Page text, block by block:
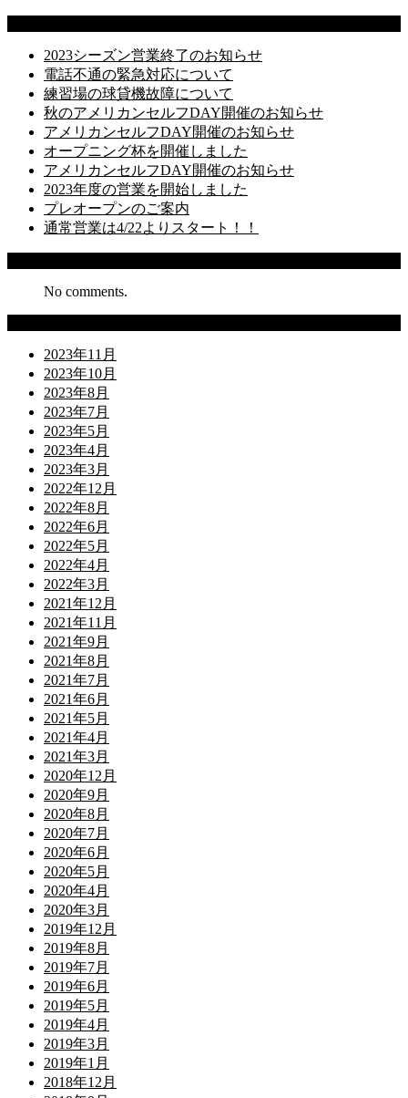
2023シーズン営業終了のお知らせ
電話不通の緊急対応について
練習場の球貸機故障について
秋のアメリカンセルフDAY開催のお知らせ
アメリカンセルフDAY開催のお知らせ
オープニング杯を開催しました
アメリカンセルフDAY開催のお知らせ
2023年度の営業を開始しました
プレオープンのご案内
通常営業は4/22よりスタート！！
No comments.
2023年11月
2023年10月
2023年8月
2023年7月
2023年5月
2023年4月
2023年3月
2022年12月
2022年8月
2022年6月
2022年5月
2022年4月
2022年3月
2021年12月
2021年11月
2021年9月
2021年8月
2021年7月
2021年6月
2021年5月
2021年4月
2021年3月
2020年12月
2020年9月
2020年8月
2020年7月
2020年6月
2020年5月
2020年4月
2020年3月
2019年12月
2019年8月
2019年7月
2019年6月
2019年5月
2019年4月
2019年3月
2019年1月
2018年12月